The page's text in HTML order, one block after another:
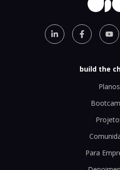
build the
Planos
Para